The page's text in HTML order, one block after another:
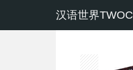
汉语世界TWOC